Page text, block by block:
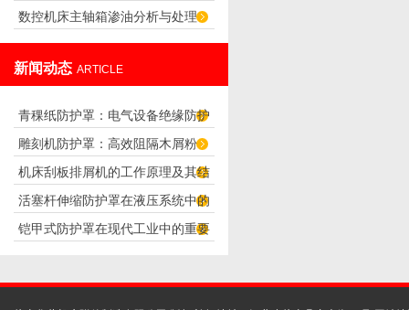
的特点
数控机床主轴箱渗油分析与处理
新闻动态 ARTICLE
青稞纸防护罩：电气设备绝缘防护
专用方案
雕刻机防护罩：高效阻隔木屑粉
尘，守护设备精度与安全
机床刮板排屑机的工作原理及其结
构分析
活塞杆伸缩防护罩在液压系统中的
应用
铠甲式防护罩在现代工业中的重要